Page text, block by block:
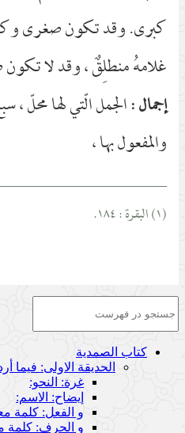
كبرى. وقد تكون صغرى
غلامهُ منطلِقٌ ، وقد لا
إجمال :الجمل الّتي لها محلّ ، سبع :
والمفعول بها ،
كتاب الصمدية
الحديقة الاولى: فيما
غرة: النحو:
إيضاح: الاسم:
و الفعل: كلمة
و الحرف: كلمة